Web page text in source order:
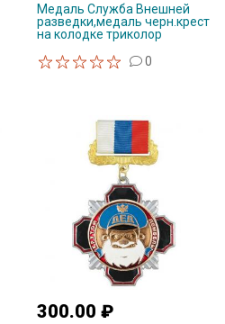
Медаль Служба Внешней
разведки,медаль черн.крест
на колодке триколор
0
300.00 ₽